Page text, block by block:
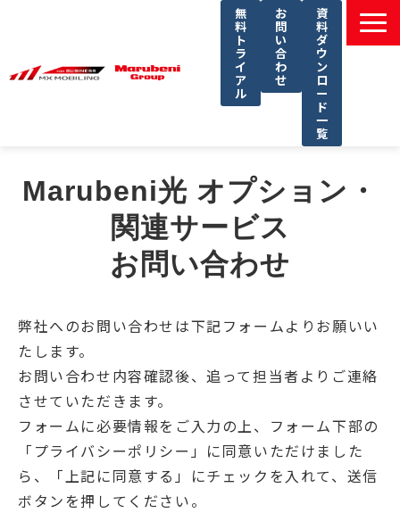
無
料
ト
ラ
イ
ア
ル
お
問
い
合
わ
せ
資
料
ダ
ウ
ン
ロ
ー
ド
一
覧
課題別ソリューション一覧
サービス一覧
導入事例
コラム
Marubeni光 オプション・
関連サービス
お問い合わせ
弊社へのお問い合わせは下記フォームよりお願いい
たします。
お問い合わせ内容確認後、追って担当者よりご連絡
させていただきます。
フォームに必要情報をご入力の上、フォーム下部の
「プライバシーポリシー」に同意いただけました
ら、「上記に同意する」にチェックを入れて、送信
ボタンを押してください。